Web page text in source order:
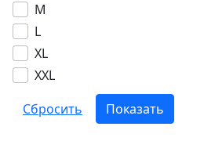
M
L
XL
XXL